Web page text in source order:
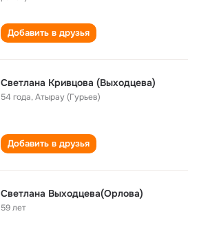
Добавить в друзья
Светлана Кривцова (Выходцева)
54 года,Атырау (Гурьев)
Добавить в друзья
Светлана Выходцева(Орлова)
59 лет